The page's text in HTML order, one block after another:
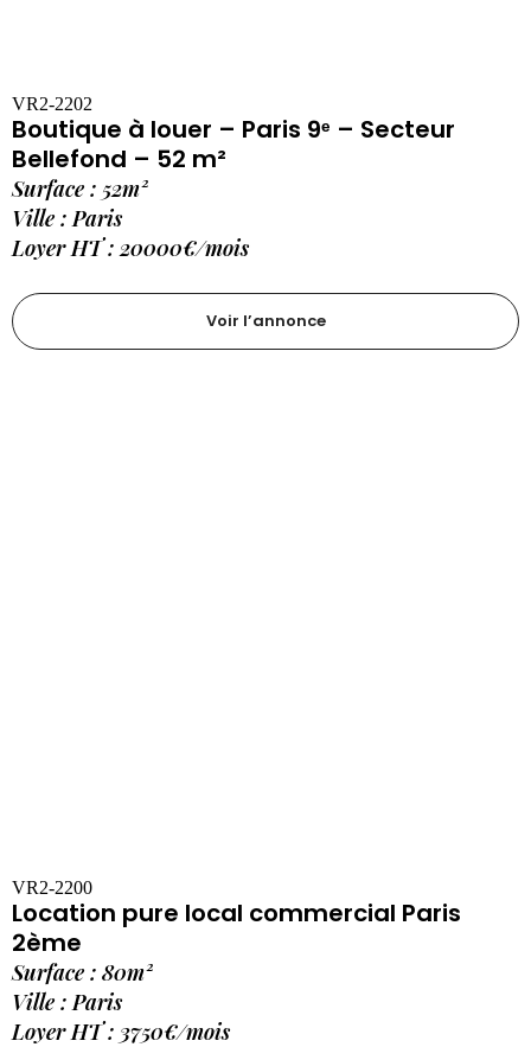
VR2-2202
Boutique à louer – Paris 9ᵉ – Secteur
Bellefond – 52 m²
Surface : 52m²
Ville : Paris
Loyer HT : 20000€/mois
Voir l’annonce
VR2-2200
Location pure local commercial Paris
2ème
Surface : 80m²
Ville : Paris
Loyer HT : 3750€/mois